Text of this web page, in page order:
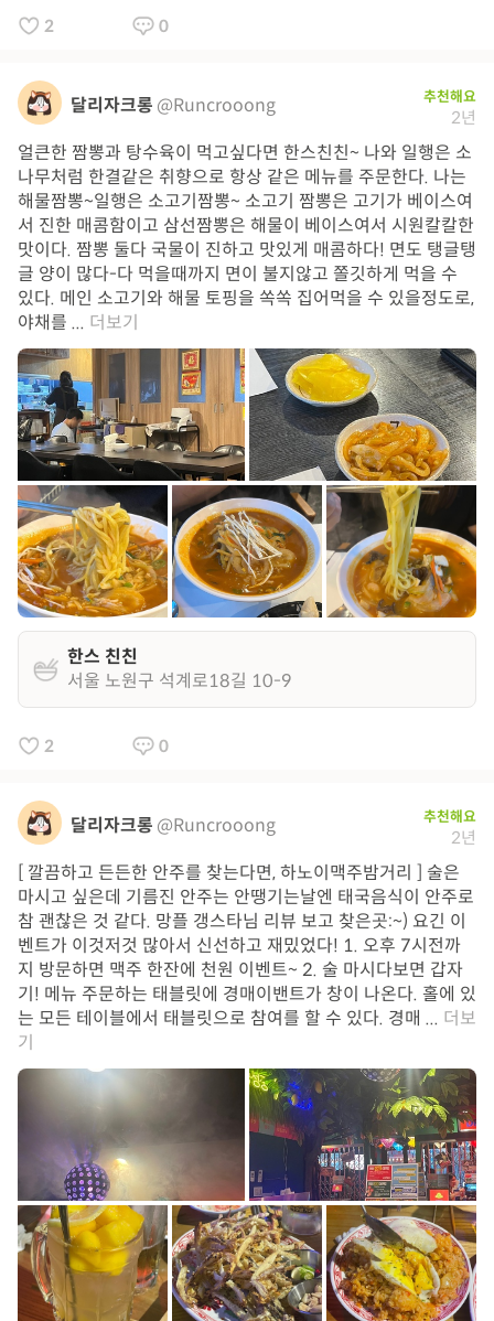
2 0
달리자크롱 @Runcrooong 추천해요
2년
얼큰한 짬뽕과 탕수육이 먹고싶다면 한스친친~ 나와 일행은 소
나무처럼 한결같은 취향으로 항상 같은 메뉴를 주문한다. 나는
해물짬뽕~일행은 소고기짬뽕~ 소고기 짬뽕은 고기가 베이스여
서 진한 매콤함이고 삼선짬뽕은 해물이 베이스여서 시원칼칼한
맛이다. 짬뽕 둘다 국물이 진하고 맛있게 매콤하다! 면도 탱글탱
글 양이 많다-다 먹을때까지 면이 불지않고 쫄깃하게 먹을 수
있다. 메인 소고기와 해물 토핑을 쏙쏙 집어먹을 수 있을정도로,
야채를 ... 더보기
한스 친친
서울 노원구 석계로18길 10-9
2 0
달리자크롱 @Runcrooong 추천해요
2년
[ 깔끔하고 든든한 안주를 찾는다면, 하노이맥주밤거리 ] 술은
마시고 싶은데 기름진 안주는 안땡기는날엔 태국음식이 안주로
참 괜찮은 것 같다. 망플 갱스타님 리뷰 보고 찾은곳:~) 요긴 이
벤트가 이것저것 많아서 신선하고 재밌었다! 1. 오후 7시전까
지 방문하면 맥주 한잔에 천원 이벤트~ 2. 술 마시다보면 갑자
기! 메뉴 주문하는 태블릿에 경매이밴트가 창이 나온다. 홀에 있
는 모든 테이블에서 태블릿으로 참여를 할 수 있다. 경매 ... 더보
기